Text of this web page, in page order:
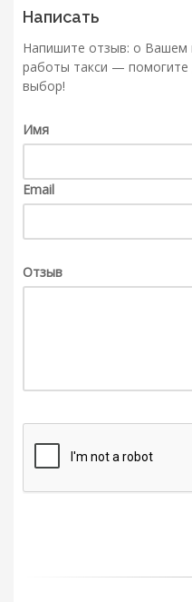
Написать
Напишите отзыв: о Вашем
работы такси — помогите
выбор!
Имя
Email
Отзыв